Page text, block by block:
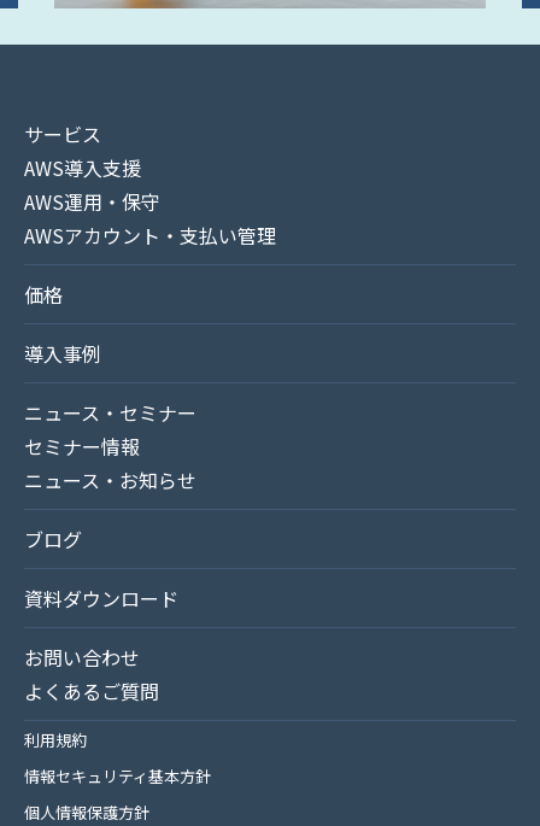
サービス
AWS導入支援
AWS運用・保守
AWSアカウント・支払い管理
価格
導入事例
ニュース・セミナー
セミナー情報
ニュース・お知らせ
ブログ
資料ダウンロード
お問い合わせ
よくあるご質問
利用規約
情報セキュリティ基本方針
個人情報保護方針